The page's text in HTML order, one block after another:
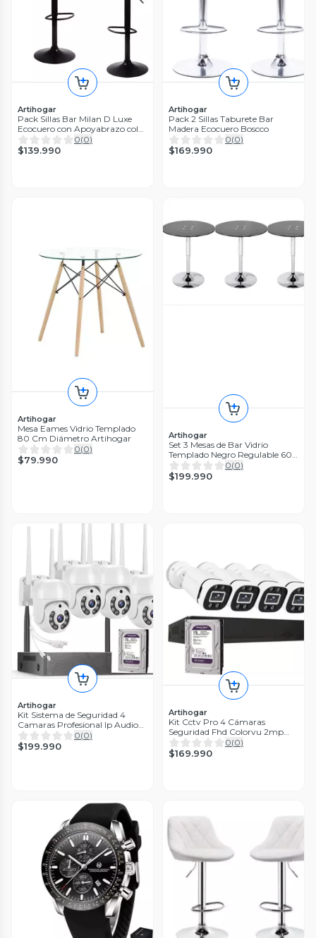
Artihogar
Pack Sillas Bar Milan D Luxe
Ecocuero con Apoyabrazo color
Negro/Negro 0(0)
$139.990
Artihogar
Pack 2 Sillas Taburete Bar
Madera Ecocuero Boscco
0(0)
$169.990
Artihogar
Mesa Eames Vidrio Templado
80 Cm Diámetro Artihogar
0(0)
$79.990
Artihogar
Set 3 Mesas de Bar Vidrio
Templado Negro Regulable 60
CM Diámetro 0(0)
$199.990
Artihogar
Kit Sistema de Seguridad 4
Camaras Profesional Ip Audio
360° Con Disco Duro 1 Terabyte
0(0)
$199.990
Artihogar
Kit Cctv Pro 4 Cámaras
Seguridad Fhd Colorvu 2mp
Micrófono + Disco 1 Terabyte
Audio
0(0)
$169.990